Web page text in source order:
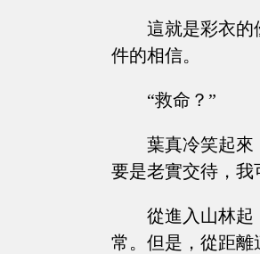
這就是彩衣的
件的相信。
“救命？”
葉真冷笑起來
要是老實交待，我
從進入山林起
常。但是，從距